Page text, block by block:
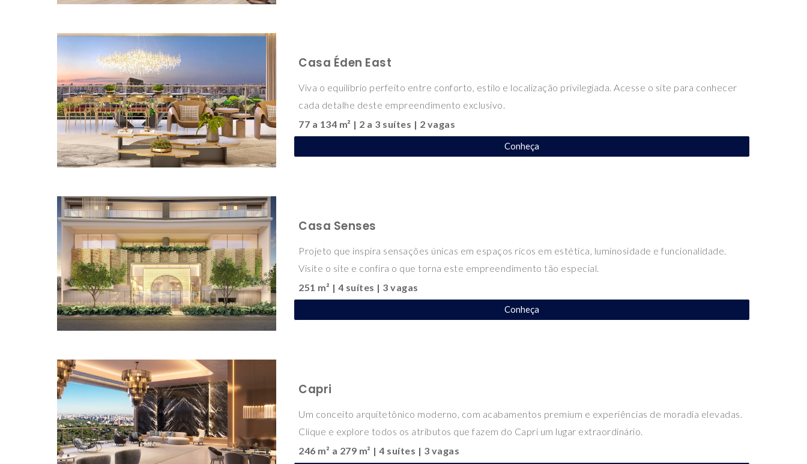
Casa Éden East
Viva o equilíbrio perfeito entre conforto, estilo e localização privilegiada. Acesse o site para conhecer
cada detalhe deste empreendimento exclusivo.
77 a 134 m² | 2 a 3 suítes | 2 vagas
Conheça
Casa Senses
Projeto que inspira sensações únicas em espaços ricos em estética, luminosidade e funcionalidade.
Visite o site e confira o que torna este empreendimento tão especial.
251 m² | 4 suítes | 3 vagas
Conheça
Capri
Um conceito arquitetônico moderno, com acabamentos premium e experiências de moradia elevadas.
Clique e explore todos os atributos que fazem do Capri um lugar extraordinário.
246 m² a 279 m² | 4 suítes | 3 vagas